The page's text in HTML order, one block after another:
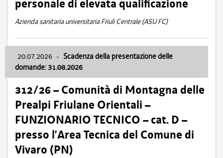
personale di elevata qualificazione
Azienda sanitaria universitaria Friuli Centrale (ASU FC)
20.07.2026 - Scadenza della presentazione delle
domande: 31.08.2026
312/26 – Comunità di Montagna delle
Prealpi Friulane Orientali –
FUNZIONARIO TECNICO – cat. D –
presso l’Area Tecnica del Comune di
Vivaro (PN)